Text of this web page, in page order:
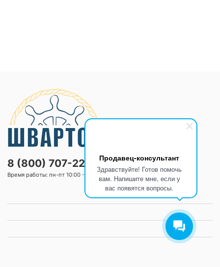
Продавец-консультант
Здравствуйте! Готов помочь
вам. Напишите мне, если у
вас появятся вопросы.
8 (800) 707-2205
Время работы: пн-пт 10:00 -20:00 сб-вс 10:00 -18:00